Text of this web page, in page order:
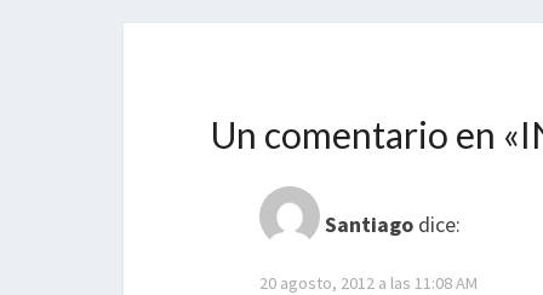
Un comentario en «
Santiago dice:
20 agosto, 2012 a las 11:08 AM